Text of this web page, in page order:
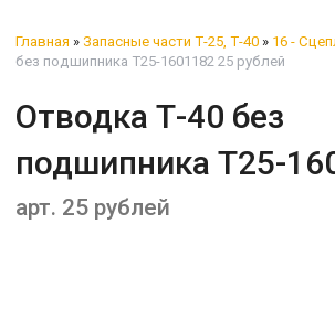
Главная » Запасные части Т-25, Т-40 » 16 -
без подшипника Т25-1601182 25 рублей
Отводка Т-40 без
подшипника Т25-
арт. 25 рублей